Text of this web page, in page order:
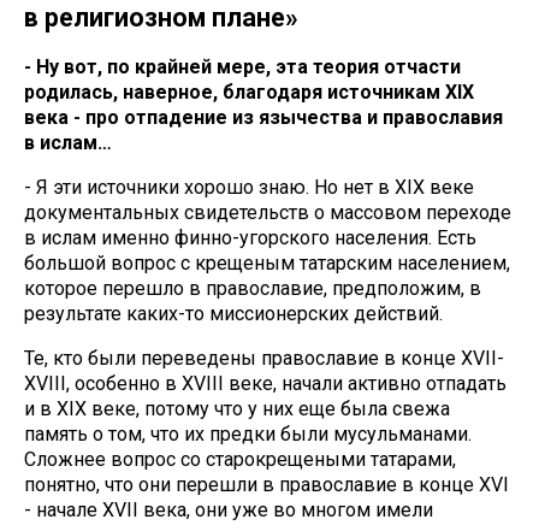
в религиозном плане»
- Ну вот, по крайней мере, эта теория отчасти
родилась, наверное, благодаря источникам XIX
века - про отпадение из язычества и православия
в ислам…
- Я эти источники хорошо знаю. Но нет в XIX веке
документальных свидетельств о массовом переходе
в ислам именно финно-угорского населения. Есть
большой вопрос с крещеным татарским населением,
которое перешло в православие, предположим, в
результате каких-то миссионерских действий.
Те, кто были переведены православие в конце XVII-
XVIII, особенно в XVIII веке, начали активно отпадать
и в XIX веке, потому что у них еще была свежа
память о том, что их предки были мусульманами.
Сложнее вопрос со старокрещеными татарами,
понятно, что они перешли в православие в конце XVI
- начале XVII века, они уже во многом имели